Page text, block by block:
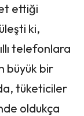
ettiği
ki,
telefonlara
büyük bir
tüketiciler
oldukça